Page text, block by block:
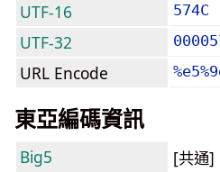
UTF-16 574C
UTF-32
URL Encode
東亞編碼資訊
Big5 [共通]